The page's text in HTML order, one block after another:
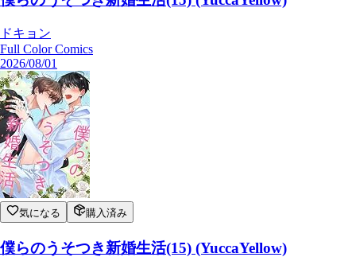
ドキョン
Full Color Comics
2026/08/01
気になる 購入済み
僕らのうそつき新婚生活(15) (YuccaYellow)